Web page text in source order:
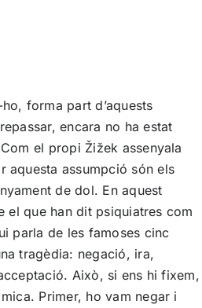
forma part d’aquests
encara no ha estat
el propi Žižek assenyala
aquesta assumpció són els
de dol. En aquest
el que han dit psiquiatres com
parla de les famoses cinc
tragèdia: negació, ira,
Això, si ens hi fixem,
Primer, ho vam negar i